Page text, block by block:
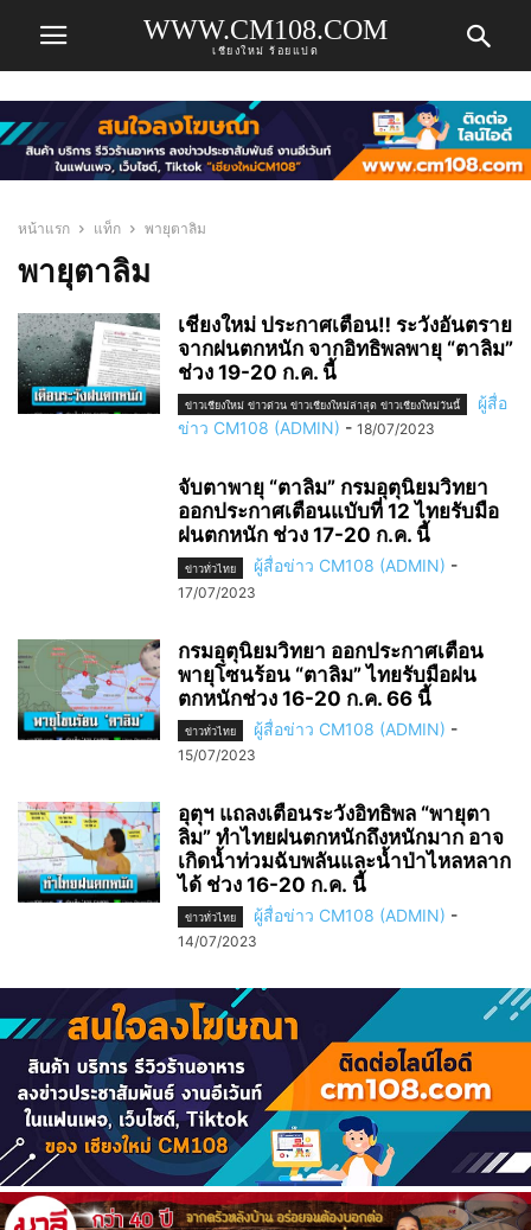
WWW.CM108.COM
เชียงใหม่ ร้อยแปด
หน้าแรก แท็ก พายุตาลิม
พายุตาลิม
เชียงใหม่ ประกาศเตือน‼️ ระวังอันตราย
จากฝนตกหนัก จากอิทธิพลพายุ “ตาลิม”
ช่วง 19-20 ก.ค. นี้
ข่าวเชียงใหม่ ข่าวด่วน ข่าวเชียงใหม่ล่าสุด ข่าวเชียงใหม่วันนี้
ผู้สื่อ
ข่าว CM108 (ADMIN) - 18/07/2023
จับตาพายุ “ตาลิม” กรมอุตุนิยมวิทยา
ออกประกาศเตือนแบับที่ 12 ไทยรับมือ
ฝนตกหนัก ช่วง 17-20 ก.ค. นี้
ข่าวทั่วไทย ผู้สื่อข่าว CM108 (ADMIN) -
17/07/2023
กรมอุตุนิยมวิทยา ออกประกาศเตือน
พายุโซนร้อน “ตาลิม” ไทยรับมือฝน
ตกหนักช่วง 16-20 ก.ค. 66 นี้
ข่าวทั่วไทย ผู้สื่อข่าว CM108 (ADMIN) -
15/07/2023
อุตุฯ แถลงเตือนระวังอิทธิพล “พายุตา
ลิม” ทำไทยฝนตกหนักถึงหนักมาก อาจ
เกิดน้ำท่วมฉับพลันและน้ำป่าไหลหลาก
ได้ ช่วง 16-20 ก.ค. นี้
ข่าวทั่วไทย ผู้สื่อข่าว CM108 (ADMIN) -
14/07/2023